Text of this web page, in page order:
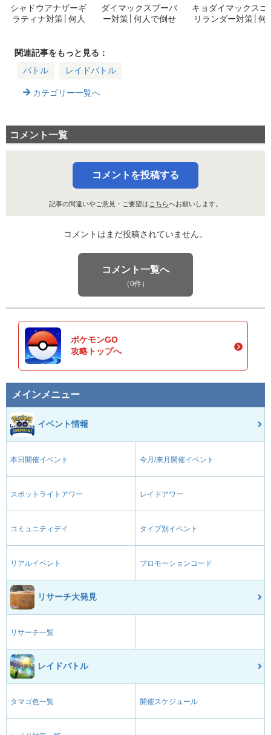
シャドウアナザーギ
ラティナ対策│何人
ウレイド対策ポケモ
ダイマックスブーバ
ー対策│何人で倒せ
キョダイマックスゴ
リランダー対策│何
関連記事をもっと見る：
バトル
レイドバトル
カテゴリー一覧へ
コメント一覧
コメントを投稿する
記事の間違いやご意見・ご要望は こちらへお願いします。
コメントはまだ投稿されていません。
コメント一覧へ
（0件）
ポケモンGO
攻略トップへ
メインメニュー
イベント情報
本日開催イベント 今月/来月開催イベント
スポットライトアワー レイドアワー
コミュニティデイ タイプ別イベント
リアルイベント プロモーションコード
リサーチ大発見
リサーチ一覧
レイドバトル
タマゴ色一覧 開催スケジュール